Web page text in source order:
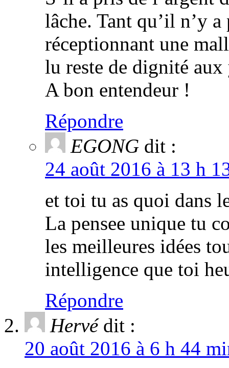
lâche. Tant qu’il n’y
réceptionnant une
lu reste de dignité aux
A bon entendeur !
Répondre
EGONG dit :
24 août 2016 à 13 h
et toi tu as quoi dans
La pensee unique tu
les meilleures idées
intelligence que toi
Répondre
Hervé dit :
20 août 2016 à 6 h 44